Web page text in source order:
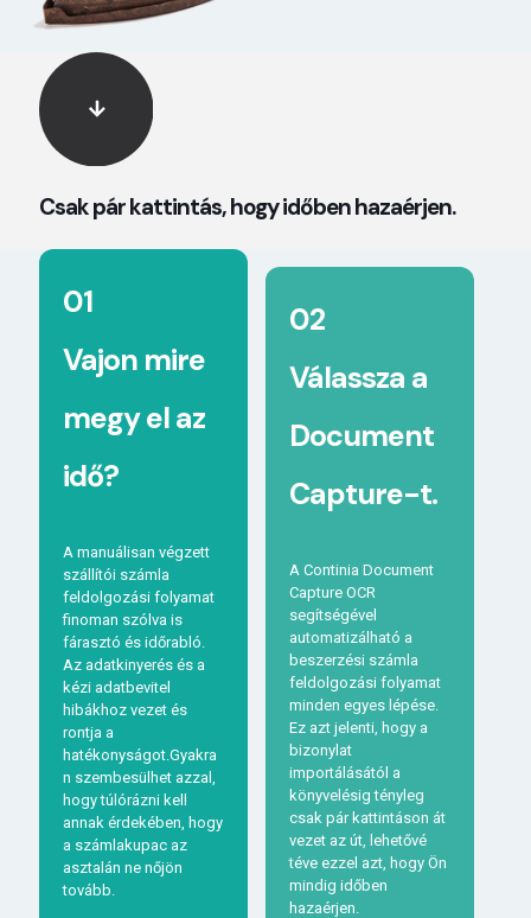
Csak pár kattintás, hogy időben hazaérjen.
01
Vajon mire
megy el az
idő?
A manuálisan végzett
szállítói számla
feldolgozási folyamat
finoman szólva is
fárasztó és időrabló.
Az adatkinyerés és a
kézi adatbevitel
hibákhoz vezet és
rontja a
hatékonyságot.Gyakra
n szembesülhet azzal,
hogy túlórázni kell
annak érdekében, hogy
a számlakupac az
asztalán ne nőjön
tovább.
02
Válassza a
Document
Capture-t.
A Continia Document
Capture OCR
segítségével
automatizálható a
beszerzési számla
feldolgozási folyamat
minden egyes lépése.
Ez azt jelenti, hogy a
bizonylat
importálásától a
könyvelésig tényleg
csak pár kattintáson át
vezet az út, lehetővé
téve ezzel azt, hogy Ön
mindig időben
hazaérjen.